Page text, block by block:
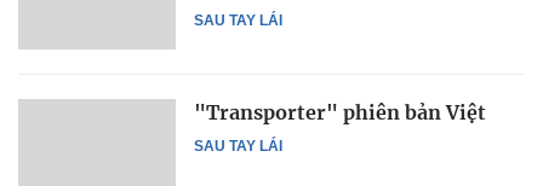
SAU TAY LÁI
SAU TAY LÁI
"Transporter" phiên bản Việt